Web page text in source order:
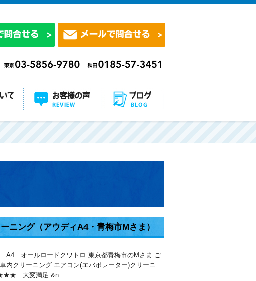
ニング（アウディA4・青梅市Mさま）
A4 オールロードクワトロ 東京都青梅市のMさま ご
内クリーニング エアコン(エバポレーター)クリーニ
大変満足 &n…